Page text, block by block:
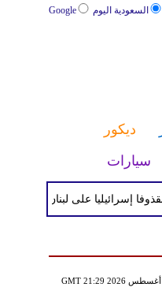
السعودية اليوم Google
ديكور
سيارات